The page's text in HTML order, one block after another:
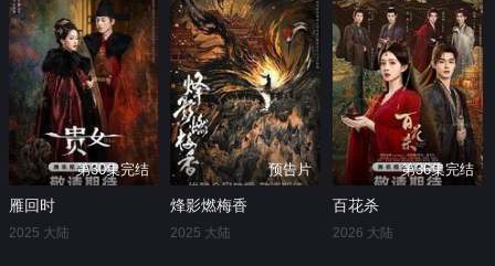
第30集完结
雁回时
2025 大陆
预告片
烽影燃梅香
2025 大陆
第36集完结
百花杀
2026 大陆